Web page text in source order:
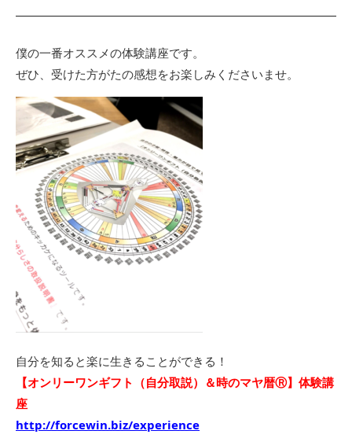
僕の一番オススメの体験講座です。
ぜひ、受けた方がたの感想をお楽しみくださいませ。
自分を知ると楽に生きることができる！
【オンリーワンギフト（自分取説）＆時のマヤ暦Ⓡ】体験講
座
http://forcewin.biz/experience